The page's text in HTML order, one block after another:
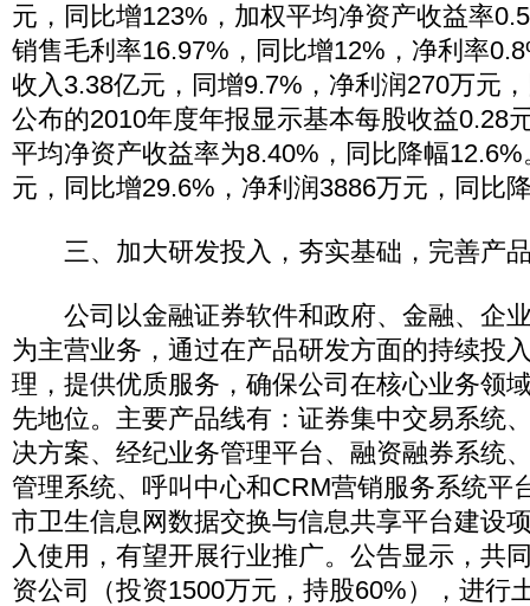
元，同比增123%，加权平均净资产收益率
销售毛利率16.97%，同比增12%，净利率
收入3.38亿元，同增9.7%，净利润270万元
公布的2010年度年报显示基本每股收益0.28
平均净资产收益率为8.40%，同比降幅
元，同比增29.6%，净利润3886万元，同比
三、加大研发投入，夯实基础，完善产
公司以金融证券软件和政府、金融、企
为主营业务，通过在产品研发方面的持续投
理，提供优质服务，确保公司在核心业务领
先地位。主要产品线有：证券集中交易系统
决方案、经纪业务管理平台、融资融券系统
管理系统、呼叫中心和CRM营销服务系统平
市卫生信息网数据交换与信息共享平台建设
入使用，有望开展行业推广。公告显示，共
资公司（投资1500万元，持股60%），进行